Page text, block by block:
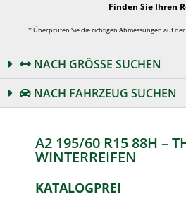
Finden Sie Ihren
* Überprüfen Sie die richtigen Abmessungen auf
NACH GRÖSSE SUCHEN
NACH FAHRZEUG SUCHEN
A2 195/60 R15 88H –
WINTERREIFEN
KATALOGPREI